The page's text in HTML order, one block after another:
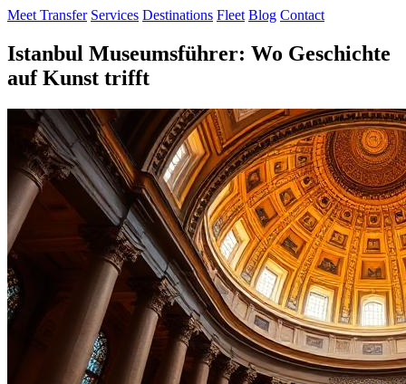
Meet Transfer Services Destinations Fleet Blog Contact
Istanbul Museumsführer: Wo Geschichte
auf Kunst trifft